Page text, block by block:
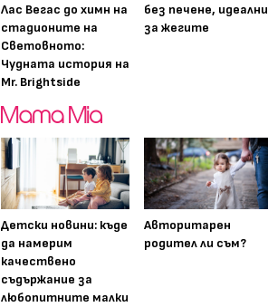
Лас Вегас до химн на
стадионите на
Световното:
Чудната история на
Mr. Brightside
без печене, идеални
за жегите
Детски новини: къде
да намерим
качествено
съдържание за
любопитните малки
Авторитарен
родител ли съм?